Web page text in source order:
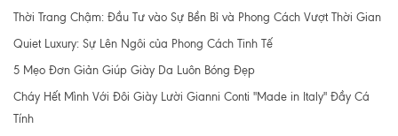
Thời Trang Chậm: Đầu Tư vào Sự Bền Bỉ và Phong Cách Vượt Thời Gian
Quiet Luxury: Sự Lên Ngôi của Phong Cách Tinh Tế
5 Mẹo Đơn Giản Giúp Giày Da Luôn Bóng Đẹp
Cháy Hết Mình Với Đôi Giày Lười Gianni Conti "Made in Italy" Đầy Cá
Tính